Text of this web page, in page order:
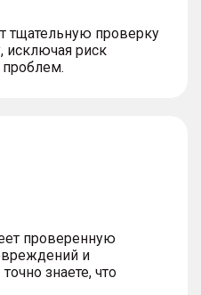
тщательную проверку
исключая риск
проверенную
и
знаете, что